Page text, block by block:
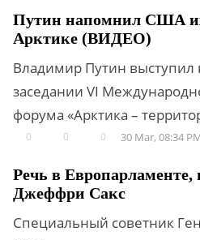
Путин напомнил США
Арктике (ВИДЕО)
Владимир Путин выступил
заседании VI
форума «Арктика –
0 0 0 30 Mar, 08:34
Речь в
Джеффри Сакс
Специальный советник